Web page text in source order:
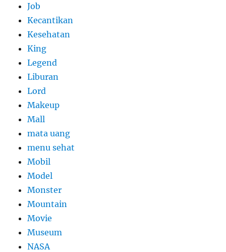
Job
Kecantikan
Kesehatan
King
Legend
Liburan
Lord
Makeup
Mall
mata uang
menu sehat
Mobil
Model
Monster
Mountain
Movie
Museum
NASA